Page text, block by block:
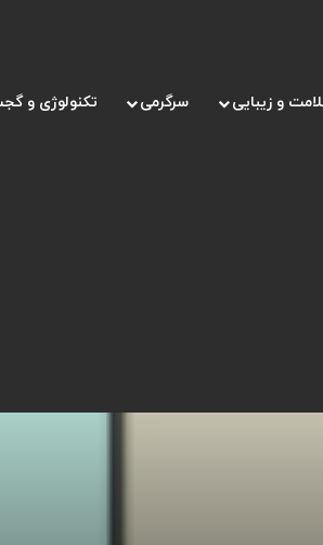
و زیبایی سرگرمی تکنولوژی و